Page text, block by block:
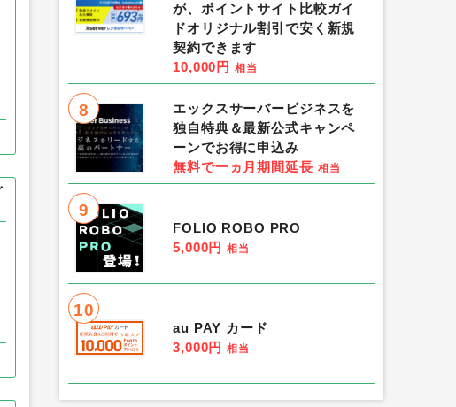
が、ポイントサイト比較ガイ
ドオリジナル割引で安く新規
契約できます
10,000円 相当
8
エックスサーバービジネスを
独自特典＆最新公式キャンペ
ーンでお得に申込み
無料で一ヵ月期間延長 相当
9
FOLIO ROBO PRO
5,000円 相当
10
au PAY カード
3,000円 相当